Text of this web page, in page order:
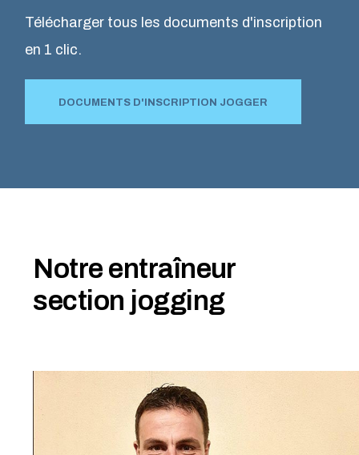
Télécharger tous les documents d'inscription
en 1 clic.
DOCUMENTS D'INSCRIPTION JOGGER
Notre entraîneur
section jogging